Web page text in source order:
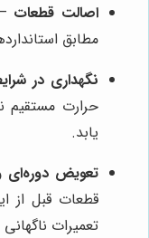
اصالت قطعات
مطابق
نگهداری در
حرارت مستقیم
یابد.
تعویض دوره‌ای
قطعات قبل از
تعمیرات